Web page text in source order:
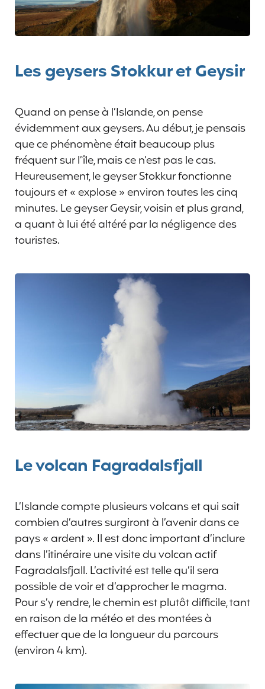
Les geysers Stokkur et Geysir
Quand on pense à l’Islande, on pense
évidemment aux geysers. Au début, je pensais
que ce phénomène était beaucoup plus
fréquent sur l’île, mais ce n’est pas le cas.
Heureusement, le geyser Stokkur fonctionne
toujours et « explose » environ toutes les cinq
minutes. Le geyser Geysir, voisin et plus grand,
a quant à lui été altéré par la négligence des
touristes.
Le volcan Fagradalsfjall
L’Islande compte plusieurs volcans et qui sait
combien d’autres surgiront à l’avenir dans ce
pays « ardent ». Il est donc important d’inclure
dans l’itinéraire une visite du volcan actif
Fagradalsfjall. L’activité est telle qu’il sera
possible de voir et d’approcher le magma.
Pour s’y rendre, le chemin est plutôt difficile, tant
en raison de la météo et des montées à
effectuer que de la longueur du parcours
(environ 4 km).